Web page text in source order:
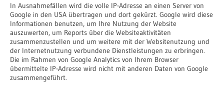
In Ausnahmefällen wird die volle IP-Adresse an einen Server von
Google in den USA übertragen und dort gekürzt. Google wird diese
Informationen benutzen, um Ihre Nutzung der Website
auszuwerten, um Reports über die Websiteaktivitäten
zusammenzustellen und um weitere mit der Websitenutzung und
der Internetnutzung verbundene Dienstleistungen zu erbringen.
Die im Rahmen von Google Analytics von Ihrem Browser
übermittelte IP-Adresse wird nicht mit anderen Daten von Google
zusammengeführt.